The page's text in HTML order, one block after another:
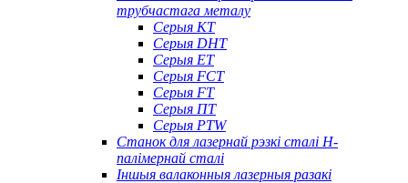
трубчастага металу
Серыя КТ
Серыя DHT
Серыя ET
Серыя FCT
Серыя FT
Серыя ПТ
Серыя PTW
Станок для лазернай рэзкі сталі H-
палімернай сталі
Іншыя валаконныя лазерныя разакі